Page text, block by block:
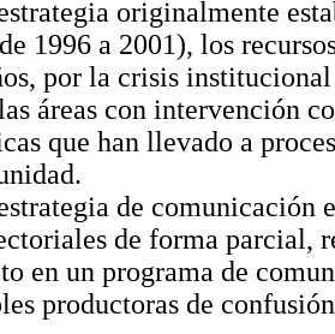
originalmente
1996 a 2001), los
por la crisis
áreas con intervención
que han llevado a
de comunicación
de forma parcial,
en un programa de
productoras de